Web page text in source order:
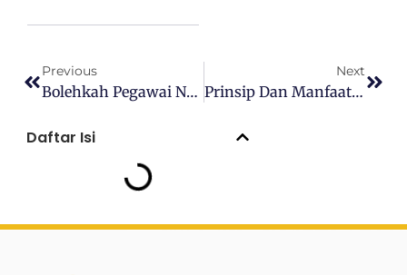
Previous
Bolehkah Pegawai Negeri Sipil (PNS) Mendirikan PT?
Next
Prinsip Dan Manfaat HKI
Daftar Isi